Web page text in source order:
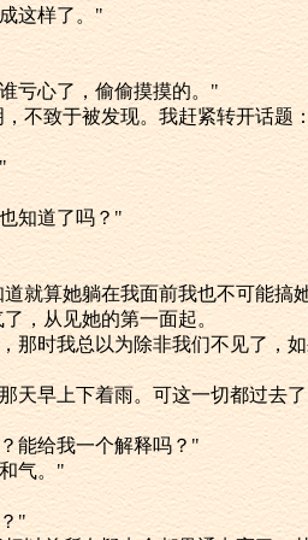
这样了。"
心了，偷偷摸摸的。"
致于被发现。我赶紧转开话题
知道了吗？"
算她躺在我面前我也不可能搞
，从见她的第一面起。
时我总以为除非我们不见了，
早上下着雨。可这一切都过去
能给我一个解释吗？"
气。"
"